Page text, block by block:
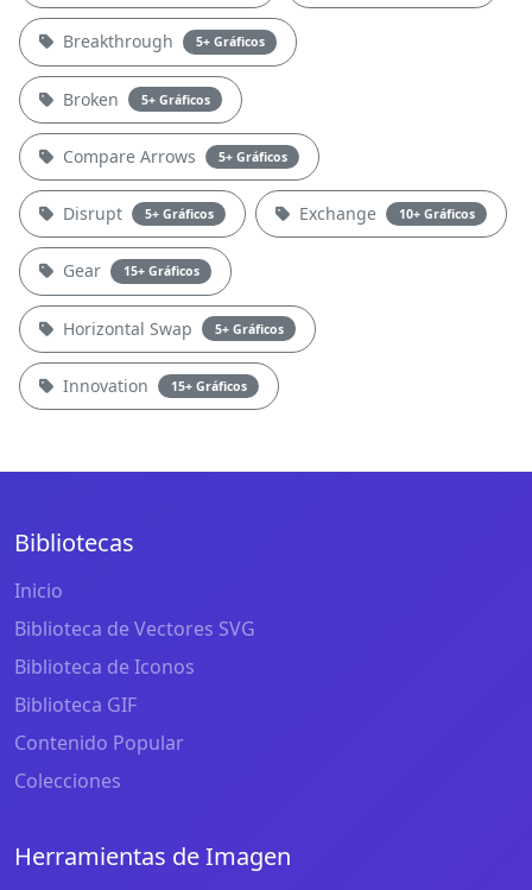
Breakthrough 5+ Gráficos
Broken 5+ Gráficos
Compare Arrows 5+ Gráficos
Disrupt 5+ Gráficos Exchange 10+ Gráficos
Gear 15+ Gráficos
Horizontal Swap 5+ Gráficos
Innovation 15+ Gráficos
Bibliotecas
Inicio
Biblioteca de Vectores SVG
Biblioteca de Iconos
Biblioteca GIF
Contenido Popular
Colecciones
Herramientas de Imagen